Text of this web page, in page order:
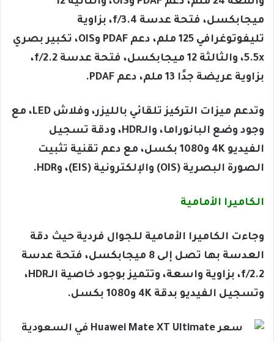
ميجابكسل، فتحة عدسة f/3.4، بزاوية
تليفوتوغرافي 125 ملم، دعم PDAF وOIS، تكبير بصري
5.5x، والثالثة 12 ميجابكسل، فتحة عدسة f/2.2،
بزاوية عريضة جدًا 13 ملم، دعم PDAF.
وتدعم ميزات التركيز تلقائي بالليزر، وفلاش LED، مع
وجود وضع البانوراما، والـHDR، ودقة تسجيل
الفيديو 4K و1080 بكسل، مع دعم تقنية تثبيت
الصورة البصرية (OIS) والإلكترونية (EIS)، وHDR.
الكاميرا الأمامية
وجاءت الكاميرا الأمامية للجوال فردية حيث دقة
العدسة بها تصل إلى 8 ميجابكسل، فتحة عدسة
f/2.2، بزاوية واسعة، وتتميز بوجود خاصية الـHDR،
وتسجيل الفيديو بدقة 4K و1080 بكسل.